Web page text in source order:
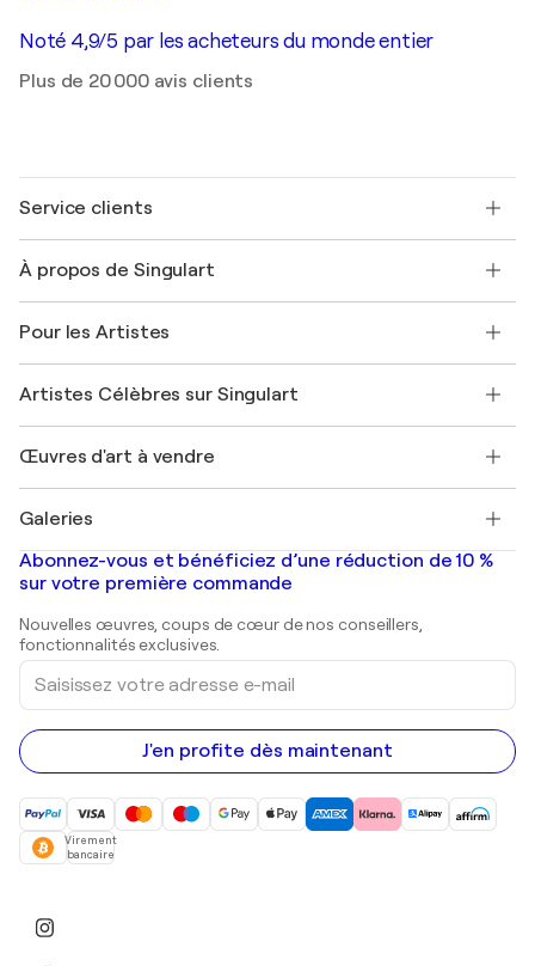
Noté 4,9/5 par les acheteurs du monde entier
Plus de 20 000 avis clients
Service clients
Expédition
Offrir une carte cadeau
Rejoignez notre programme commercial
Mon compte
+33 1 76 44 06 42
À propos de Singulart
FAQ
Magazine Singulart
Emplois
Découvrez une sélection d'art original
Pour les Artistes
Se connecter en tant qu'Artiste
Artistes Célèbres sur Singulart
Marc Chagall
Banksy
Mr. Brainwash
Shepard Fairey
Œuvres d'art à vendre
Tableaux abstraits à vendre
Peintures de paysage
Estampes
Peintures acryliques
Galeries
Galeries d'art en France
Galeries d'art en Belgique
Abonnez-vous et bénéficiez d’une réduction de 10 %
sur votre première commande
Nouvelles œuvres, coups de cœur de nos conseillers,
fonctionnalités exclusives.
Saisissez
votre
adresse
e-
mail
J'en profite dès maintenant
Virement
bancaire